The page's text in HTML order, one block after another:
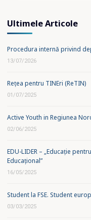
Ultimele Articole
Procedura internă privind
13/07/2026
Rețea pentru TINEri (ReTIN)
01/07/2025
Active Youth in Regiunea
02/06/2025
EDU-LIDER – „Educație
Educațional”
16/05/2025
Student la FSE. Student
03/03/2025